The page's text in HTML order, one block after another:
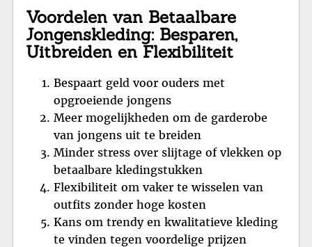
Voordelen van Betaalbare
Jongenskleding: Besparen,
Uitbreiden en Flexibiliteit
Bespaart geld voor ouders met
opgroeiende jongens
Meer mogelijkheden om de garderobe
van jongens uit te breiden
Minder stress over slijtage of vlekken op
betaalbare kledingstukken
Flexibiliteit om vaker te wisselen van
outfits zonder hoge kosten
Kans om trendy en kwalitatieve kleding
te vinden tegen voordelige prijzen